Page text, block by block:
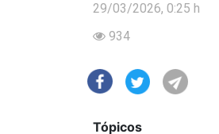
29/03/2026, 0:25 h
934
Tópicos